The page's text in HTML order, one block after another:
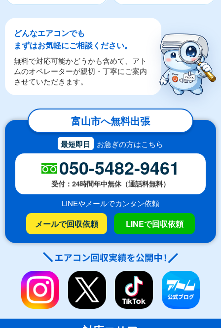
どんなエアコンでも
まずはお気軽にご相談ください。
無料で対応可能かどうかも含めて、アト
ムのオペレーターが親切・丁寧にご案内
させていただきます。
富山市へ無料出張
最短即日 お急ぎの方はこちら
050-5482-9461
受付：24時間年中無休（通話料無料）
LINEやメールでカンタン依頼
メールで回収依頼 LINEで回収依頼